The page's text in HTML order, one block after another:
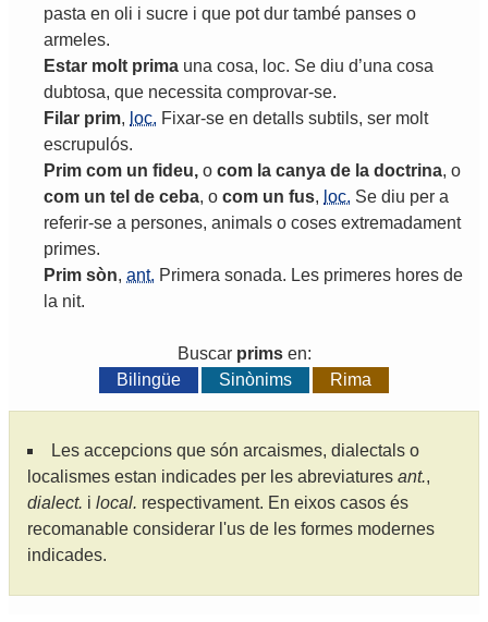
pasta en oli i sucre i que pot dur també panses o
armeles.
Estar molt prima una cosa, loc. Se diu d’una cosa
dubtosa, que necessita comprovar-se.
Filar prim, loc. Fixar-se en detalls subtils, ser molt
escrupulós.
Prim com un fideu, o com la canya de la doctrina, o
com un tel de ceba, o com un fus, loc. Se diu per a
referir-se a persones, animals o coses extremadament
primes.
Prim sòn, ant. Primera sonada. Les primeres hores de
la nit.
Buscar primsen:
Bilingüe
Sinònims Rima
Les accepcions que són arcaismes, dialectals o
localismes estan indicades per les abreviatures ant.,
dialect. i local. respectivament. En eixos casos és
recomanable considerar l'us de les formes modernes
indicades.